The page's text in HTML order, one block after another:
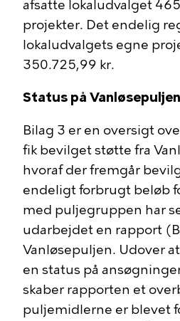
afsatte lokaludvalget
projekter. Det endelig
lokaludvalgets egne
350.725,99 kr.
Status på
Bilag 3 er en oversigt
fik bevilget støtte fra
hvoraf der fremgår
endeligt forbrugt beløb
med puljegruppen har
udarbejdet en rapport
Vanløsepuljen. Udover
en status på
skaber rapporten et
puljemidlerne er blevet